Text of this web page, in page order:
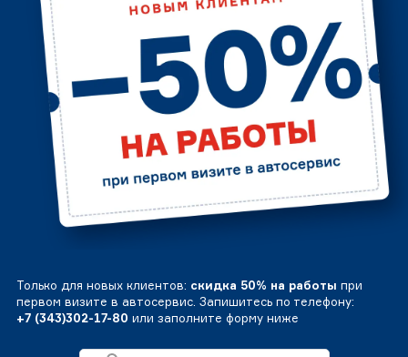
Только для новых клиентов: скидка 50% на работы при
первом визите в автосервис. Запишитесь по телефону:
+7 (343)302-17-80 или заполните форму ниже